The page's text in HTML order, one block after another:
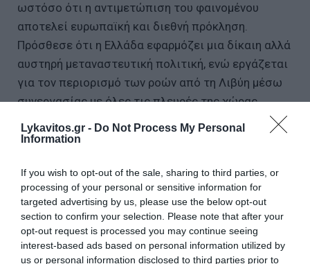
Lykavitos.gr - Do Not Process My Personal
Information
If you wish to opt-out of the sale, sharing to third parties, or
processing of your personal or sensitive information for
targeted advertising by us, please use the below opt-out
section to confirm your selection. Please note that after your
opt-out request is processed you may continue seeing
interest-based ads based on personal information utilized by
us or personal information disclosed to third parties prior to
ωστόσο ότι η αντιμετώπιση του φαινομένου
αποτελεί ευρωπαϊκή και διεθνή πρόκληση.
Πρόσθεσε ότι η Ελλάδα εφαρμόζει μια δίκαιη αλλά
αυστηρή μεταναστευτική πολιτική, ενώ εργάζεται
για τον περιορισμό των ροών από τη Λιβύη μέσω
συνεργασίας με όλες τις πλευρές της χώρας.
Παράλληλα, υπογράμμισε τη σημασία του Νέου
το Ασυλο, επισημαίνοντας ότι η ουσιαστική
αντιμετώπιση του ζητήματος προϋποθέτει την
αντιμετώπιση των βαθύτερων αιτίων που οδηγούν
στις μεταναστευτικές μετακινήσεις, όπως οι
ένοπλες συγκρούσεις, η φτώχεια, η επισιτιστική